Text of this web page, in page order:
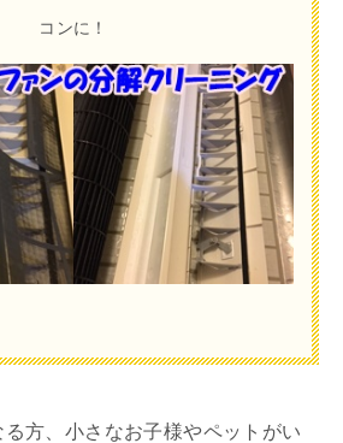
コンに！
方、小さなお子様やペットがい